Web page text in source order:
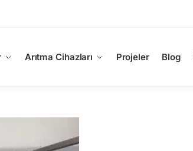
Arıtma Cihazları Projeler Blog
Ara